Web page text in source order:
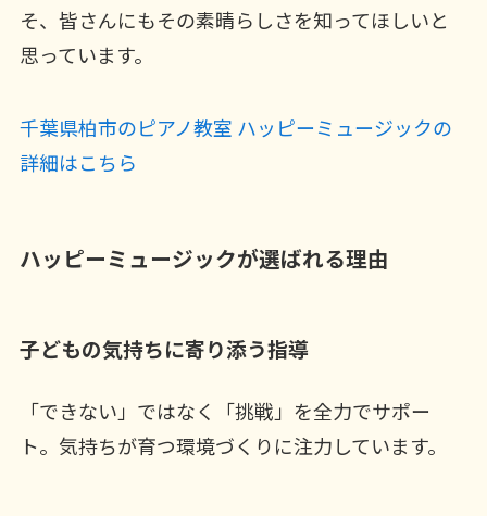
そ、皆さんにもその素晴らしさを知ってほしいと
思っています。
千葉県柏市のピアノ教室 ハッピーミュージックの
詳細はこちら
ハッピーミュージックが選ばれる理由
子どもの気持ちに寄り添う指導
「できない」ではなく「挑戦」を全力でサポー
ト。気持ちが育つ環境づくりに注力しています。